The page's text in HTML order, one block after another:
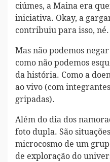
ciúmes, a Maina era
iniciativa. Okay, a
contribuiu para isso, né.
Mas não podemos
como não podemos
da história. Como a
ao vivo (com
gripadas).
Além do dia dos
foto dupla. São
microcosmo de um
de exploração do